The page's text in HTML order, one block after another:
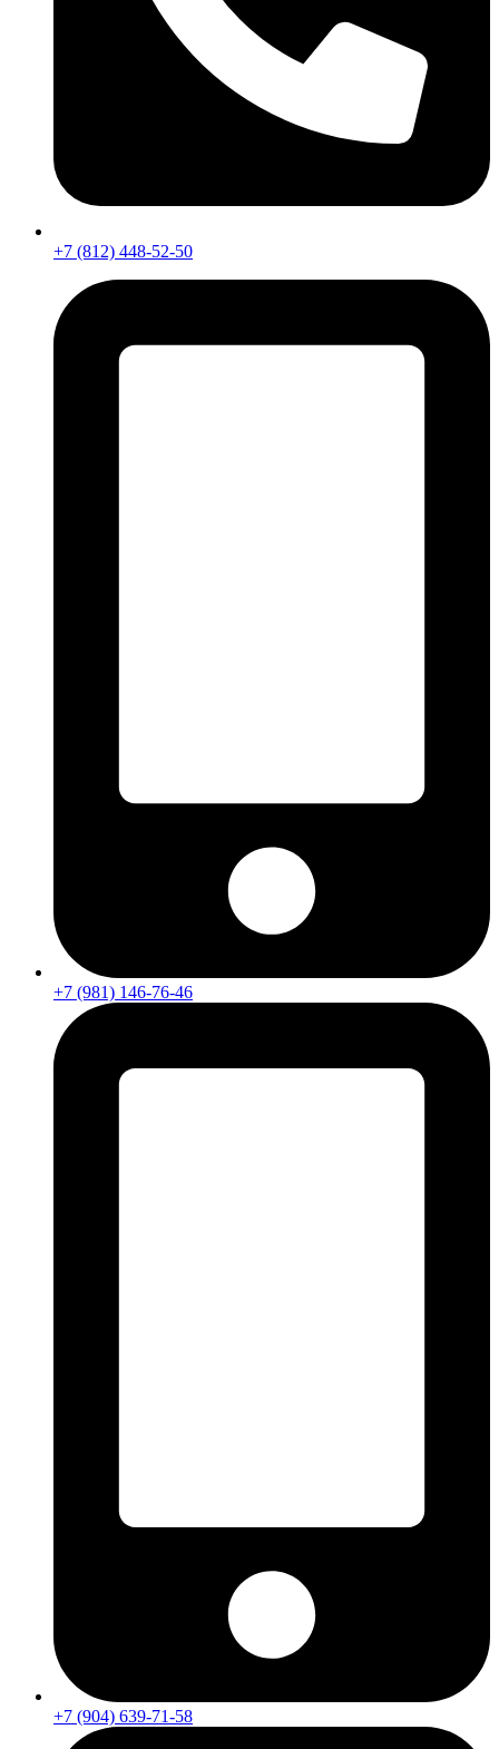
+7 (812) 448-52-50
+7 (981) 146-76-46
+7 (904) 639-71-58